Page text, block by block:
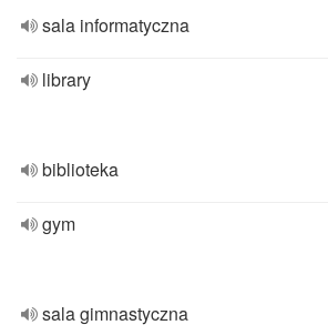
sala informatyczna
library
biblioteka
gym
sala gimnastyczna